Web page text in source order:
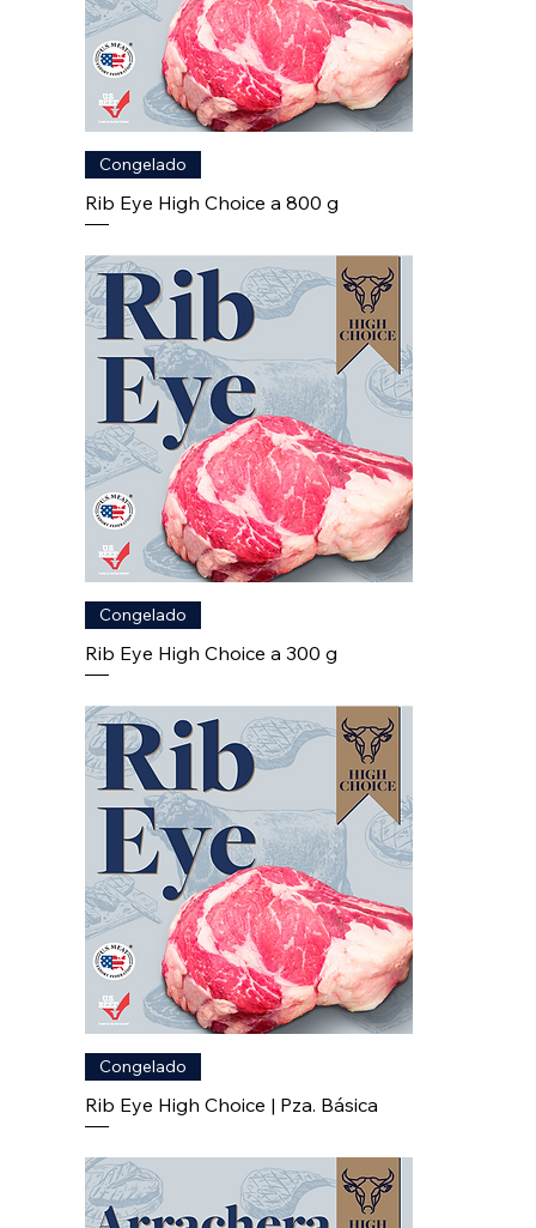
Congelado
Rib Eye High Choice a 800 g
Congelado
Rib Eye High Choice a 300 g
Congelado
Rib Eye High Choice | Pza. Básica